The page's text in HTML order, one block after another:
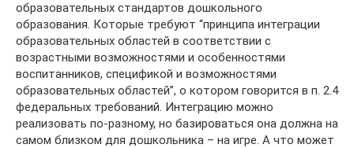
образовательных стандартов дошкольного
образования. Которые требуют “принципа интеграции
образовательных областей в соответствии с
возрастными возможностями и особенностями
воспитанников, спецификой и возможностями
образовательных областей”, о котором говорится в п. 2.4
федеральных требований. Интеграцию можно
реализовать по-разному, но базироваться она должна на
самом близком для дошкольника – на игре. А что может